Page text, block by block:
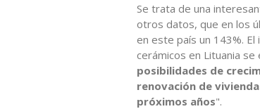
Se trata de una
otros datos, que en los
en este país un 143%.
cerámicos en Lituania
posibilidades de
renovación de
próximos años".